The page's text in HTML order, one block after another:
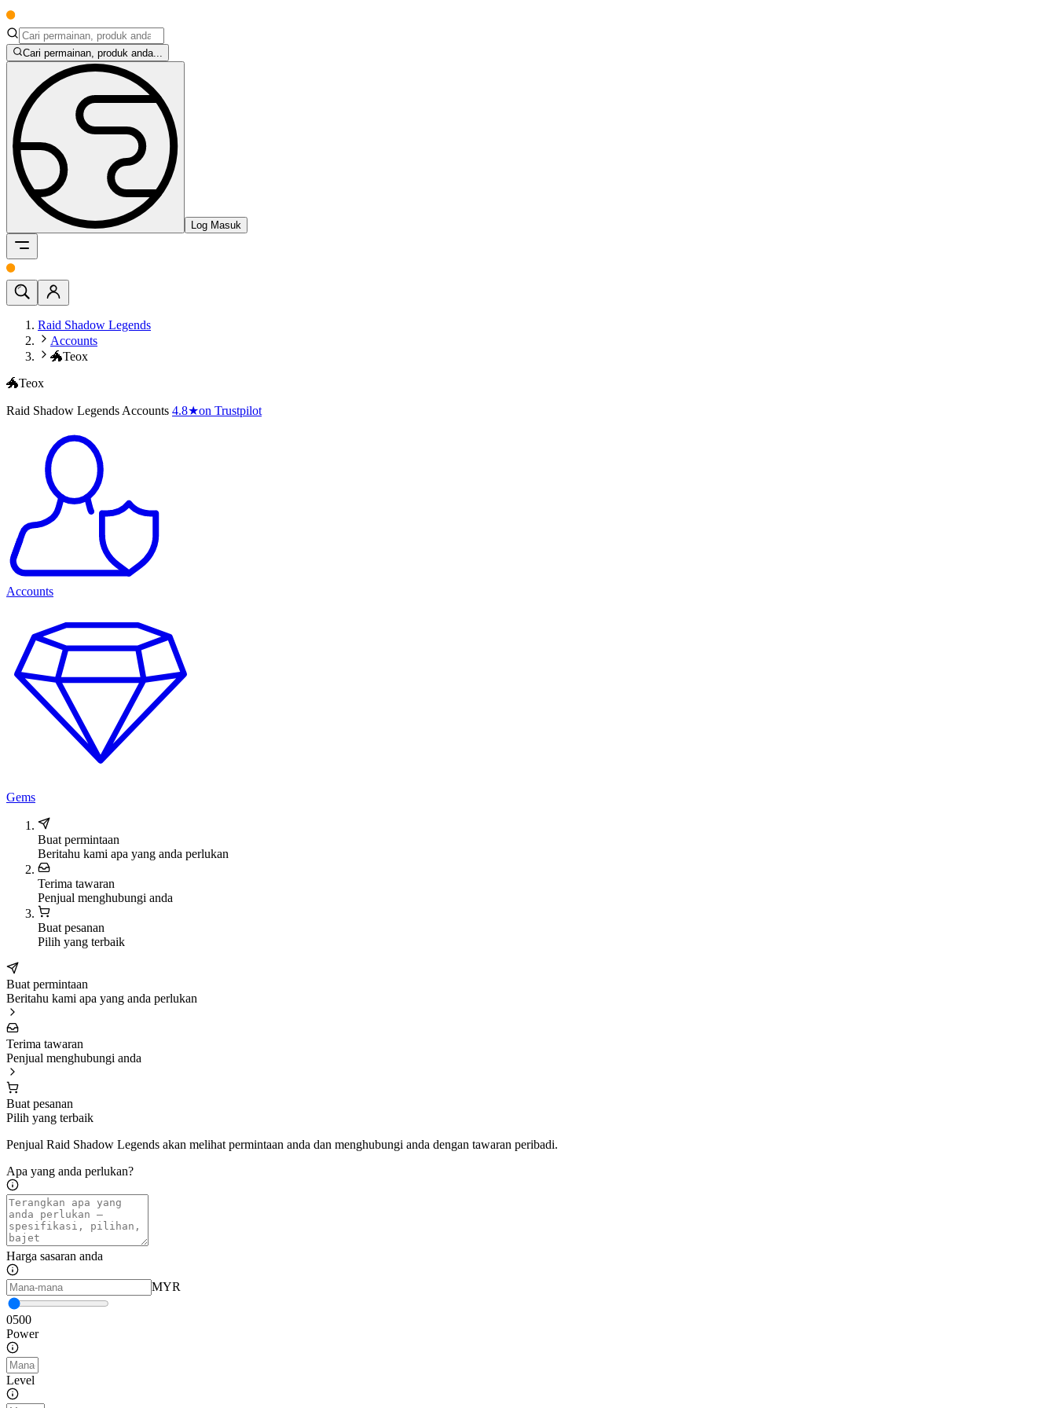
Cari permainan, produk anda...
Log Masuk
Raid Shadow Legends
Accounts
🐲Teox
🐲Teox
Raid Shadow Legends Accounts 4.8★on Trustpilot
Accounts
Gems
Buat permintaan
Beritahu kami apa yang anda perlukan
Terima tawaran
Penjual menghubungi anda
Buat pesanan
Pilih yang terbaik
Buat permintaan
Beritahu kami apa yang anda perlukan
Terima tawaran
Penjual menghubungi anda
Buat pesanan
Pilih yang terbaik
Penjual Raid Shadow Legends akan melihat permintaan anda dan menghubungi anda dengan tawaran peribadi.
Apa yang anda perlukan?
Harga sasaran anda
MYR
0500
Power
Level